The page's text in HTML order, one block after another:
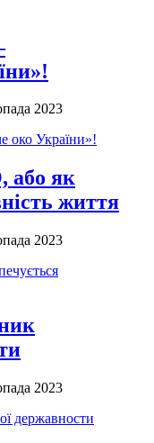
2023
око України»!
або як
життя
2023
2023
державности